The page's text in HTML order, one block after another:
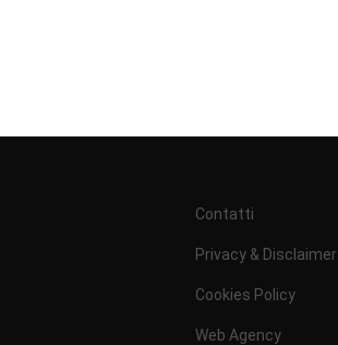
Contatti
Privacy & Disclaimer
Cookies Policy
Web Agency